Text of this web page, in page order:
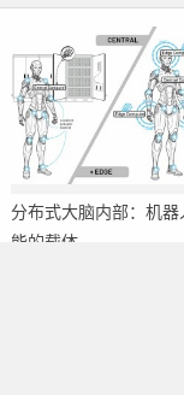
分布式大脑内部：机器
能的载体